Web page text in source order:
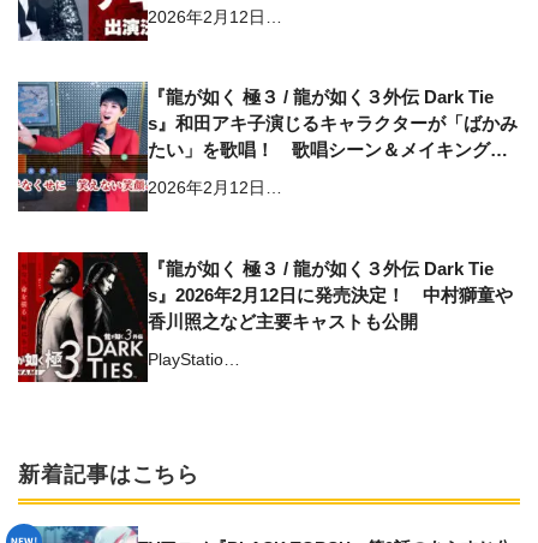
ストーリーのキャラクターとして登場
2026年2月12日…
『龍が如く 極３ / 龍が如く３外伝 Dark Tie
s』和田アキ子演じるキャラクターが「ばかみ
たい」を歌唱！ 歌唱シーン＆メイキング映
像が公開
2026年2月12日…
『龍が如く 極３ / 龍が如く３外伝 Dark Tie
s』2026年2月12日に発売決定！ 中村獅童や
香川照之など主要キャストも公開
PlayStatio…
新着記事はこちら